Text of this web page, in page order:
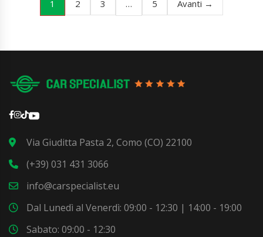
1 2 3 … 5 Avanti →
Via Giuditta Pasta 2, Como (CO) 22100
(+39) 031 431 3066
info@carspecialist.eu
Dal Lunedì al Venerdì: 09:00 - 12:30 | 14:00 - 19:00
Sabato: 09:00 - 12:30